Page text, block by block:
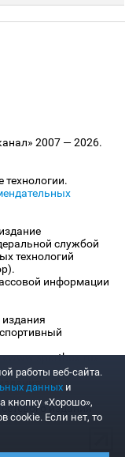
2007 — 2026.
службой
технологий
информации
издания
работы веб-сайта.
данных и
кнопку «Хорошо»,
cookie. Если нет, то